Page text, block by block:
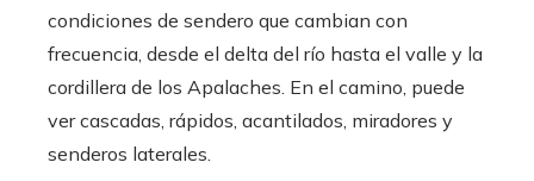
condiciones de sendero que cambian con
frecuencia, desde el delta del río hasta el valle y la
cordillera de los Apalaches. En el camino, puede
ver cascadas, rápidos, acantilados, miradores y
senderos laterales.